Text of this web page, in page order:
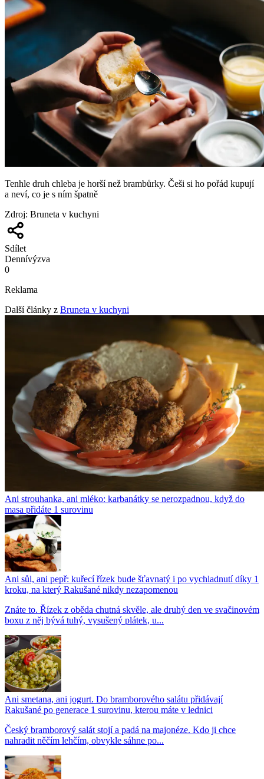
Tenhle druh chleba je horší než brambůrky. Češi si ho pořád kupují
a neví, co je s ním špatně
Zdroj: Bruneta v kuchyni
Sdílet
Dennívýzva
0
Reklama
Další články z Bruneta v kuchyni
Ani strouhanka, ani mléko: karbanátky se nerozpadnou, když do
masa přidáte 1 surovinu
Ani sůl, ani pepř: kuřecí řízek bude šťavnatý i po vychladnutí díky 1
kroku, na který Rakušané nikdy nezapomenou
Znáte to. Řízek z oběda chutná skvěle, ale druhý den ve svačinovém
boxu z něj bývá tuhý, vysušený plátek, u...
Ani smetana, ani jogurt. Do bramborového salátu přidávají
Rakušané po generace 1 surovinu, kterou máte v lednici
Český bramborový salát stojí a padá na majonéze. Kdo ji chce
nahradit něčím lehčím, obvykle sáhne po...